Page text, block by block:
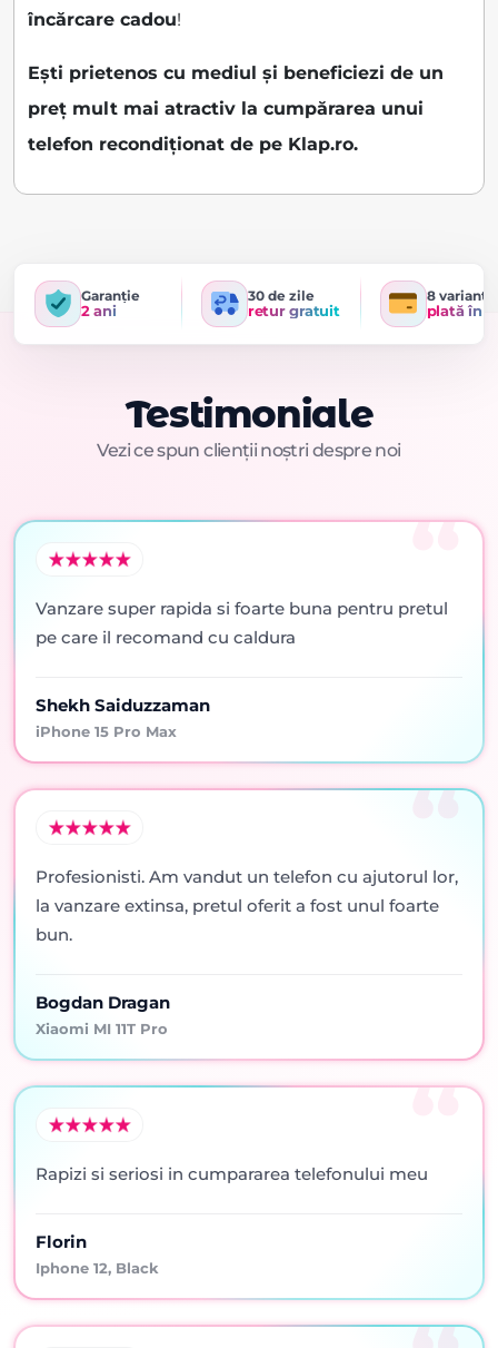
încărcare cadou!
Ești prietenos cu mediul și beneficiezi de un
preț mult mai atractiv la cumpărarea unui
telefon recondiționat de pe Klap.ro.
Garanție
2 ani
30 de zile
retur gratuit
8 variante
plată în
Testimoniale
Vezi ce spun clienții noștri despre noi
Vanzare super rapida si foarte buna pentru pretul
pe care il recomand cu caldura
Shekh Saiduzzaman
iPhone 15 Pro Max
Profesionisti. Am vandut un telefon cu ajutorul lor,
la vanzare extinsa, pretul oferit a fost unul foarte
bun.
Bogdan Dragan
Xiaomi MI 11T Pro
Rapizi si seriosi in cumpararea telefonului meu
Florin
Iphone 12, Black